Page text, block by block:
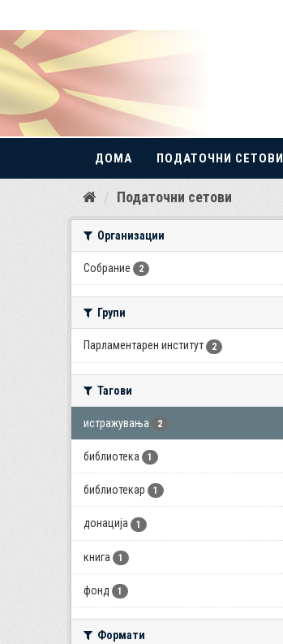
Прескокнете
ДОМА ПОДАТОЧНИ СЕТОВИ
Податочни сетови
Организации
Собрание 2
Групи
Парламентарен институт 2
Тагови
истражувања 2
библиотека 1
библиотекар 1
донација 1
книга 1
фонд 1
Формати